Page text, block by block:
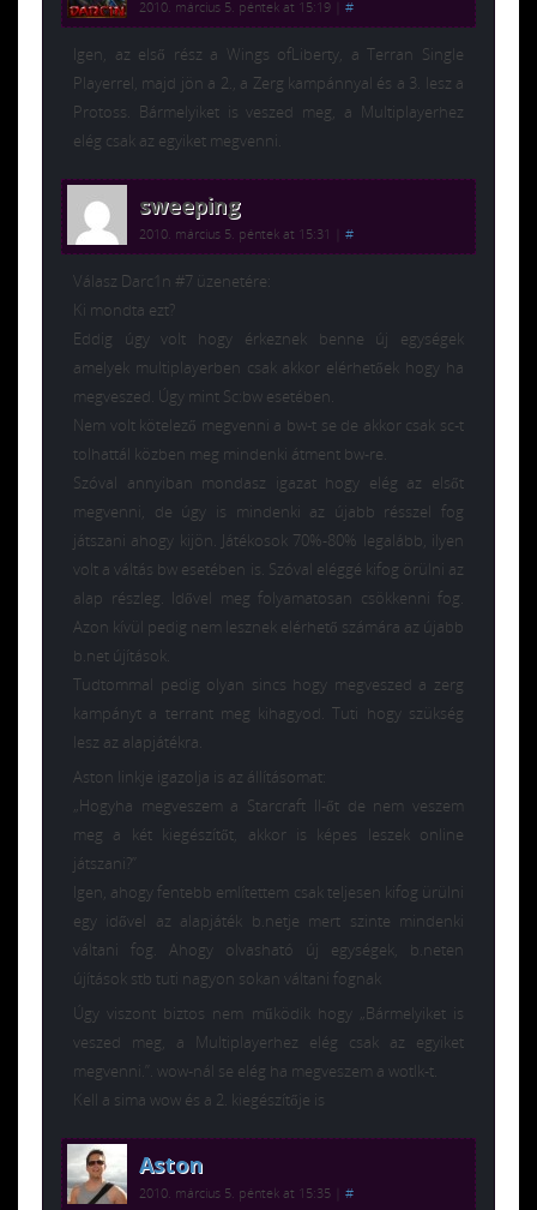
2010. március 5. péntek at 15:19 #
Igen, az első rész a Wings ofLiberty, a Terran Single
Playerrel, majd jön a 2., a Zerg kampánnyal és a 3. lesz a
Protoss. Bármelyiket is veszed meg, a Multiplayerhez
elég csak az egyiket megvenni.
sweeping
2010. március 5. péntek at 15:31 #
Válasz Darc1n #7 üzenetére:
Ki mondta ezt?
Eddig úgy volt hogy érkeznek benne új egységek
amelyek multiplayerben csak akkor elérhetőek hogy ha
megveszed. Úgy mint Sc:bw esetében.
Nem volt kötelező megvenni a bw-t se de akkor csak sc-t
tolhattál közben meg mindenki átment bw-re.
Szóval annyiban mondasz igazat hogy elég az elsőt
megvenni, de úgy is mindenki az újabb résszel fog
játszani ahogy kijön. Játékosok 70%-80% legalább, ilyen
volt a váltás bw esetében is. Szóval eléggé kifog örülni az
alap részleg. Idővel meg folyamatosan csökkenni fog.
Azon kívül pedig nem lesznek elérhető számára az újabb
b.net újítások.
Tudtommal pedig olyan sincs hogy megveszed a zerg
kampányt a terrant meg kihagyod. Tuti hogy szükség
lesz az alapjátékra.
Aston linkje igazolja is az állításomat:
„Hogyha megveszem a Starcraft II-őt de nem veszem
meg a két kiegészítőt, akkor is képes leszek online
játszani?”
Igen, ahogy fentebb említettem csak teljesen kifog ürülni
egy idővel az alapjáték b.netje mert szinte mindenki
váltani fog. Ahogy olvasható új egységek, b.neten
újítások stb tuti nagyon sokan váltani fognak
Úgy viszont biztos nem működik hogy „Bármelyiket is
veszed meg, a Multiplayerhez elég csak az egyiket
megvenni.”. wow-nál se elég ha megveszem a wotlk-t.
Kell a sima wow és a 2. kiegészítője is
Aston
2010. március 5. péntek at 15:35 #